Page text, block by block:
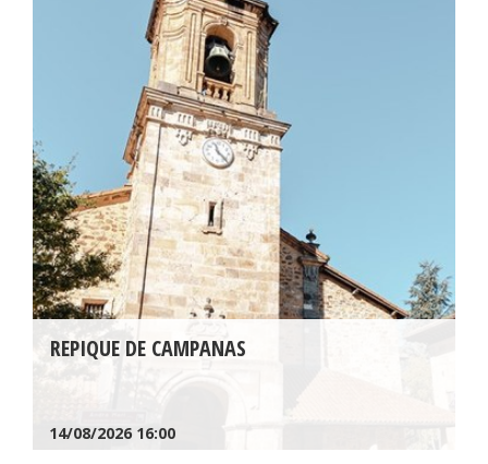
REPIQUE DE CAMPANAS
14/08/2026 16:00